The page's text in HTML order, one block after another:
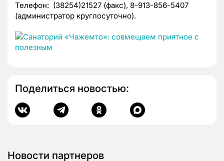
Телефон: (38254)21527 (факс), 8-913-856-5407
(администратор круглосуточно).
Поделиться новостью:
Новости партнеров